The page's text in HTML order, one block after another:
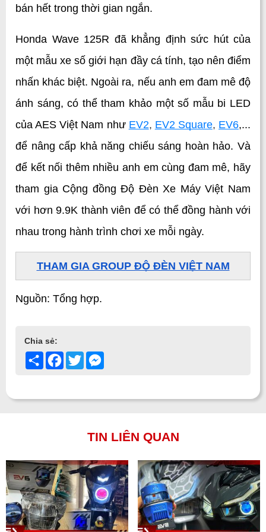
bán hết trong thời gian ngắn.
Honda Wave 125R đã khẳng định sức hút của
một mẫu xe số giới hạn đầy cá tính, tạo nên điểm
nhấn khác biệt. Ngoài ra, nếu anh em đam mê độ
ánh sáng, có thể tham khảo một số mẫu bi LED
của AES Việt Nam như EV2, EV2 Square, EV6,...
để nâng cấp khả năng chiếu sáng hoàn hảo. Và
để kết nối thêm nhiều anh em cùng đam mê, hãy
tham gia Cộng đồng Độ Đèn Xe Máy Việt Nam
với hơn 9.9K thành viên để có thể đồng hành với
nhau trong hành trình chơi xe mỗi ngày.
THAM GIA GROUP ĐỘ ĐÈN VIỆT NAM
Nguồn: Tổng hợp.
Chia sẻ:
Share Facebook
Twitter
TIN LIÊN QUAN